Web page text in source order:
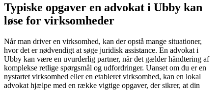
Typiske opgaver en advokat i Ubby kan
løse for virksomheder
Når man driver en virksomhed, kan der opstå mange situationer,
hvor det er nødvendigt at søge juridisk assistance. En advokat i
Ubby kan være en uvurderlig partner, når det gælder håndtering af
komplekse retlige spørgsmål og udfordringer. Uanset om du er en
nystartet virksomhed eller en etableret virksomhed, kan en lokal
advokat hjælpe med en række vigtige opgaver, der sikrer, at din